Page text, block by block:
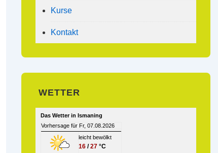
Kurse
Kontakt
WETTER
Das Wetter in Ismaning
Vorhersage für Fr, 07.08.2026
leicht bewölkt
16/27°C